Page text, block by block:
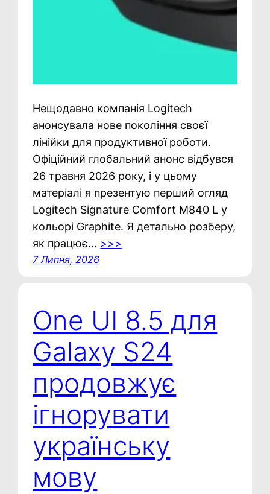
Нещодавно компанія Logitech
анонсувала нове покоління своєї
лінійки для продуктивної роботи.
Офіційний глобальний анонс відбувся
26 травня 2026 року, і у цьому
матеріалі я презентую перший огляд
Logitech Signature Comfort M840 L у
кольорі Graphite. Я детально розберу,
як працює… >>>
7 Липня, 2026
One UI 8.5 для
Galaxy S24
продовжує
ігнорувати
українську
мову